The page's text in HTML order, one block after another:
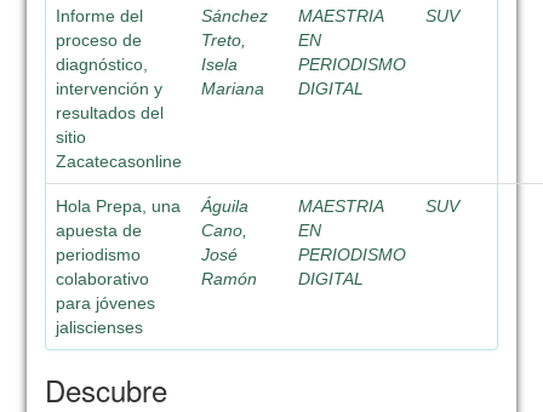
Informe del
proceso de
diagnóstico,
intervención y
resultados del
sitio
Zacatecasonline
Sánchez
Treto,
Isela
Mariana
MAESTRIA
EN
PERIODISMO
DIGITAL
SUV
Hola Prepa, una
apuesta de
periodismo
colaborativo
para jóvenes
jaliscienses
Águila
Cano,
José
Ramón
MAESTRIA
EN
PERIODISMO
DIGITAL
SUV
Descubre